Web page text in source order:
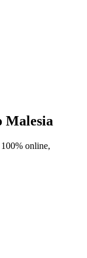
Malesia
online,